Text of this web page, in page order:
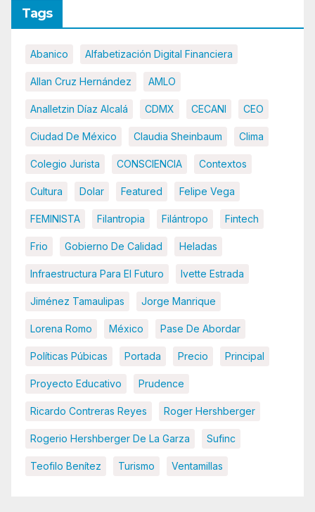
Tags
Abanico Alfabetización Digital Financiera
Allan Cruz Hernández AMLO
Analletzin Díaz Alcalá CDMX CECANI CEO
Ciudad De México Claudia Sheinbaum Clima
Colegio Jurista CONSCIENCIA Contextos
Cultura Dolar Featured Felipe Vega
FEMINISTA Filantropia Filántropo Fintech
Frio Gobierno De Calidad Heladas
Infraestructura Para El Futuro Ivette Estrada
Jiménez Tamaulipas Jorge Manrique
Lorena Romo México Pase De Abordar
Políticas Púbicas Portada Precio Principal
Proyecto Educativo Prudence
Ricardo Contreras Reyes Roger Hershberger
Rogerio Hershberger De La Garza Sufinc
Teofilo Benítez Turismo Ventamillas